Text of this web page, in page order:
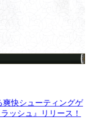
爽快シューティングゲ
ッシュ』リリース！